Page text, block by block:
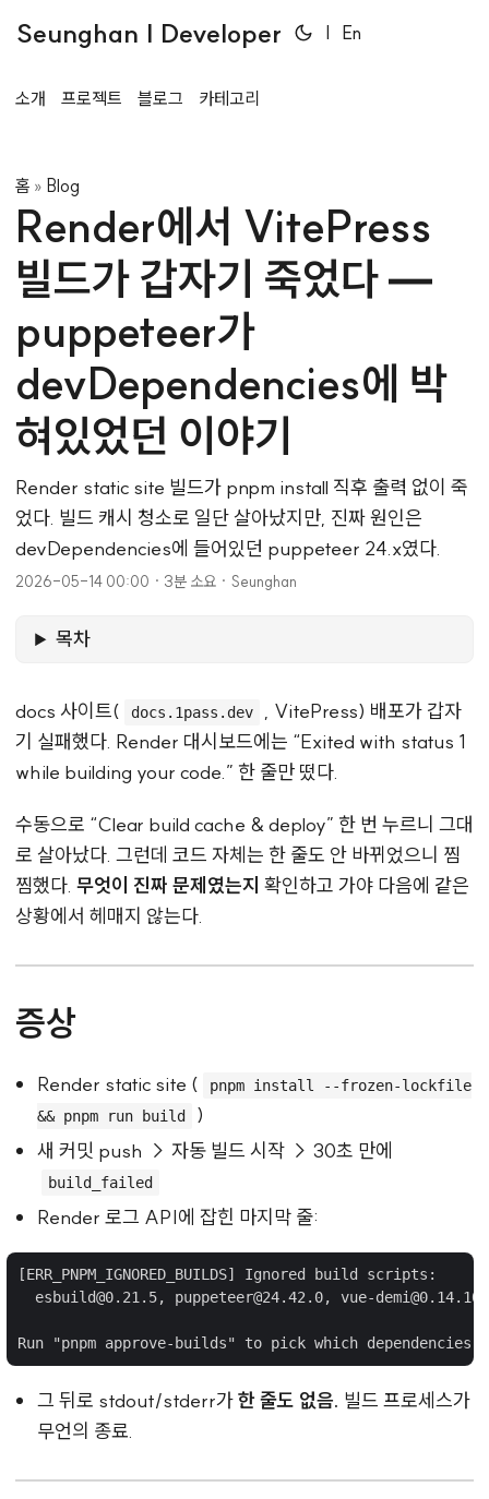
Seunghan | Developer | En
소개 프로젝트 블로그 카테고리
홈 » Blog
Render에서 VitePress
빌드가 갑자기 죽었다 —
puppeteer가
devDependencies에 박
혀있었던 이야기
Render static site 빌드가 pnpm install 직후 출력 없이 죽
었다. 빌드 캐시 청소로 일단 살아났지만, 진짜 원인은
devDependencies에 들어있던 puppeteer 24.x였다.
2026-05-14 00:00 · 3분 소요 · Seunghan
목차
docs 사이트( docs.1pass.dev
, VitePress) 배포가 갑자
기 실패했다. Render 대시보드에는 “Exited with status 1
while building your code.” 한 줄만 떴다.
수동으로 “Clear build cache & deploy” 한 번 누르니 그대
로 살아났다. 그런데 코드 자체는 한 줄도 안 바뀌었으니 찜
찜했다. 무엇이 진짜 문제였는지 확인하고 가야 다음에 같은
상황에서 헤매지 않는다.
증상
Render static site (
pnpm install --frozen-lockfile
&& pnpm run build
)
새 커밋 push → 자동 빌드 시작 → 30초 만에
build_failed
Render 로그 API에 잡힌 마지막 줄:
[ERR_PNPM_IGNORED_BUILDS] Ignored build scripts:
  esbuild@0.21.5, puppeteer@24.42.0, vue-demi@0.14.10
그 뒤로 stdout/stderr가한 줄도 없음. 빌드 프로세스가
무언의 종료.